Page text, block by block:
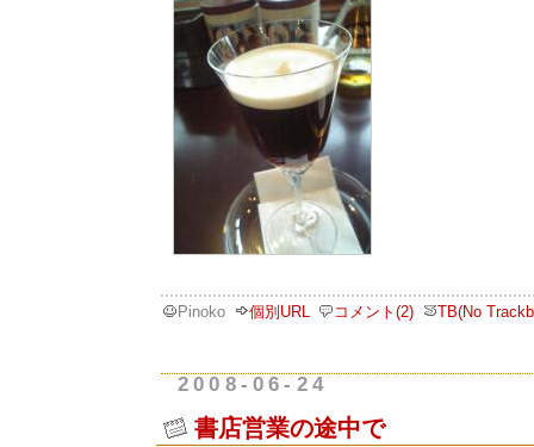
Pinoko 個別URL コメント(2) TB(No
2008-06-24
書店営業の途中で